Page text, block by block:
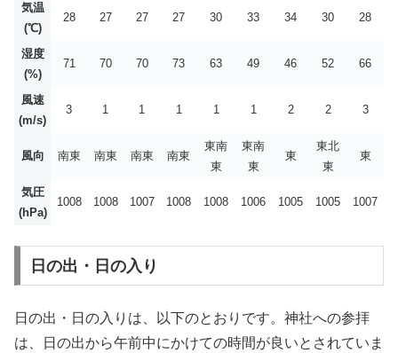
気温
(℃)
28 27 27 27 30 33 34 30 28
湿度
(%)
71 70 70 73 63 49 46 52 66
風速
(m/s)
3 1 1 1 1 1 2 2 3
風向 南東 南東 南東 南東
東南
東
東南
東
東
東北
東
東
気圧
(hPa)
1008 1008 1007 1008 1008 1006 1005 1005 1007
日の出・日の入り
日の出・日の入りは、以下のとおりです。神社への参拝
は、日の出から午前中にかけての時間が良いとされていま